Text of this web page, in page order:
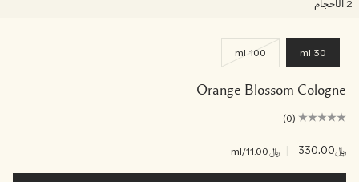
30 ml
100 ml
Orange Blossom Cologne
(0)
﷼330.00 ﷼11.00 /ml